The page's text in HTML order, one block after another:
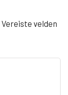
Vereiste velden